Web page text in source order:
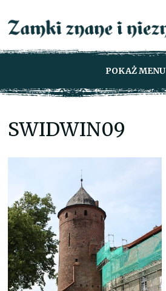
POKAŻ MENU
SWIDWIN09